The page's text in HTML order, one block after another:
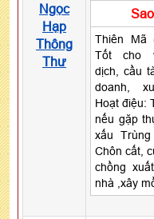
Ngọc
Hạp
Thông
Thư
Thiên Mã
Tốt cho
dịch, cầu
doanh,
Hoạt điệu:
nếu gặp
xấu
Chôn cất,
chồng
nhà ,xây